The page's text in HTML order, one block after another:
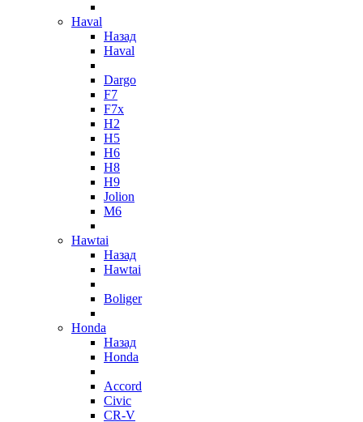
Haval
Назад
Haval
Dargo
F7
F7x
H2
H5
H6
H8
H9
Jolion
M6
Hawtai
Назад
Hawtai
Boliger
Honda
Назад
Honda
Accord
Civic
CR-V